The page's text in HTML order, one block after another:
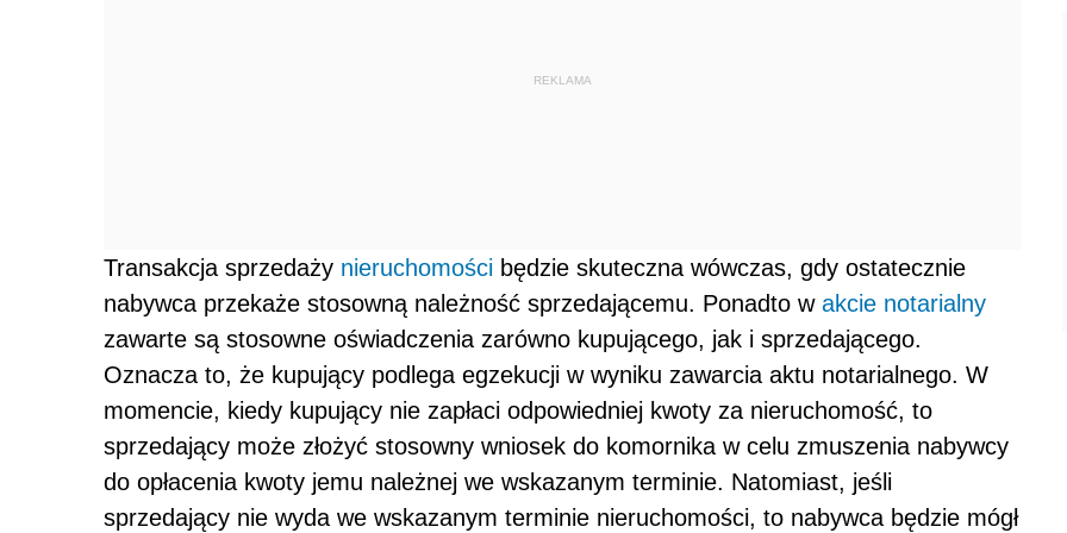
REKLAMA
Transakcja sprzedaży nieruchomości będzie skuteczna wówczas, gdy ostatecznie
nabywca przekaże stosowną należność sprzedającemu. Ponadto w akcie notarialny
zawarte są stosowne oświadczenia zarówno kupującego, jak i sprzedającego.
Oznacza to, że kupujący podlega egzekucji w wyniku zawarcia aktu notarialnego. W
momencie, kiedy kupujący nie zapłaci odpowiedniej kwoty za nieruchomość, to
sprzedający może złożyć stosowny wniosek do komornika w celu zmuszenia nabywcy
do opłacenia kwoty jemu należnej we wskazanym terminie. Natomiast, jeśli
sprzedający nie wyda we wskazanym terminie nieruchomości, to nabywca będzie mógł